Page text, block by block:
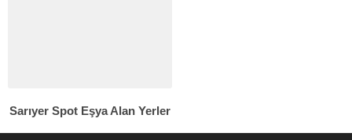
Sarıyer Spot Eşya Alan Yerler